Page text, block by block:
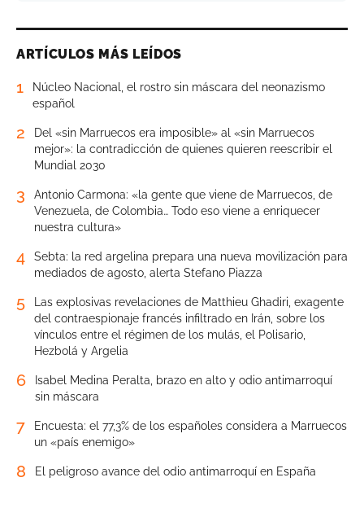
ARTÍCULOS MÁS LEÍDOS
1
Núcleo Nacional, el rostro sin máscara del neonazismo
español
2
Del «sin Marruecos era imposible» al «sin Marruecos
mejor»: la contradicción de quienes quieren reescribir el
Mundial 2030
3
Antonio Carmona: «la gente que viene de Marruecos, de
Venezuela, de Colombia… Todo eso viene a enriquecer
nuestra cultura»
4
Sebta: la red argelina prepara una nueva movilización para
mediados de agosto, alerta Stefano Piazza
5
Las explosivas revelaciones de Matthieu Ghadiri, exagente
del contraespionaje francés infiltrado en Irán, sobre los
vínculos entre el régimen de los mulás, el Polisario,
Hezbolá y Argelia
6
Isabel Medina Peralta, brazo en alto y odio antimarroquí
sin máscara
7
Encuesta: el 77,3% de los españoles considera a Marruecos
un «país enemigo»
8 El peligroso avance del odio antimarroquí en España